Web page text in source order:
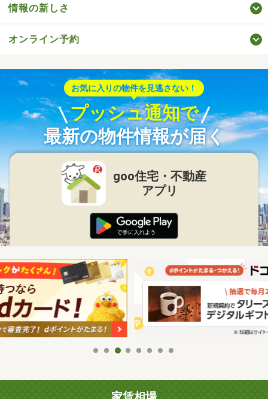
情報の新しさ
オンライン予約
お気に入りの物件を見逃さない！
プッシュ通知で
最新の物件情報が届く
goo住宅・不動産
アプリ